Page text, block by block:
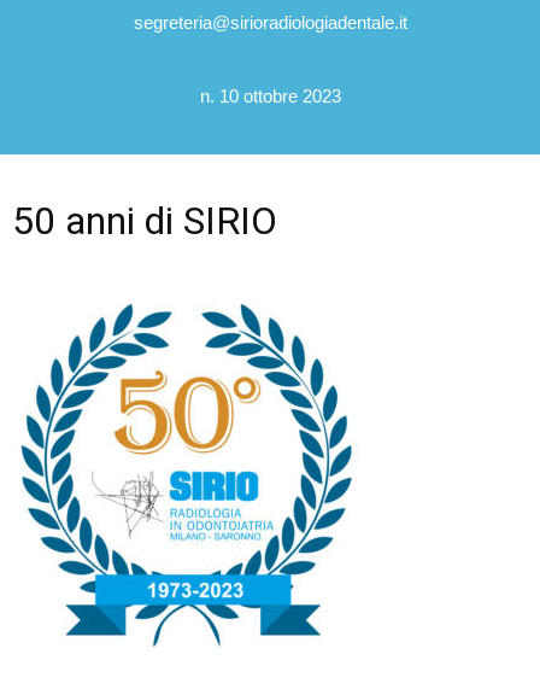
segreteria@sirioradiologiadentale.it
n. 10 ottobre 2023
50 anni di SIRIO